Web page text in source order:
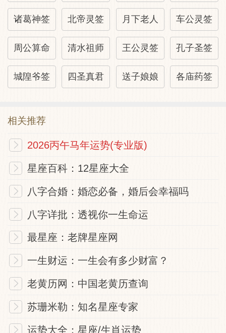
占此。必登清要之选。或系张留侯李邺侯一
流人物。寻常庸俗之人占此。多虚花。少诚
实。若问出世因由。登真正果。指日可望。
上上大吉。
池中白莲有出污泥而不染的清高之象，高贵
之意，虽煞白天是欣欣向荣的感觉，但到了
晚上，则所有花都休息了，有无法持久的意
思。天生与众不同，在别人眼中是相当特异
独行的，如果是高官贵族，则此签有荣升之
意，如果是一般的平凡百姓，表示口出空
言，只有表面好看，其实内在相当空洞，要
了。
东坡解
事见明白、不假人为、更宜出入、切莫迟
诸葛神签 北帝灵签 月下老人 车公灵签
周公算命 清水祖师 王公灵签 孔子圣签
城隍爷签 四圣真君 送子娘娘 各庙药签
相关推荐
2026丙午马年运势(专业版)
星座百科：12星座大全
八字合婚：婚恋必备，婚后会幸福吗
八字详批：透视你一生命运
最星座：老牌星座网
一生财运：一生会有多少财富？
老黄历网：中国老黄历查询
苏珊米勒：知名星座专家
运势大全：星座/生肖运势